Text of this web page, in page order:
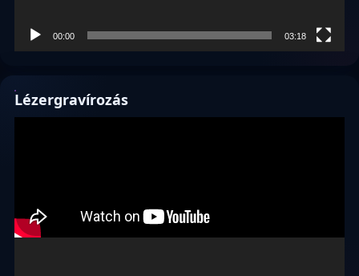
00:00 03:18
Lézergravírozás